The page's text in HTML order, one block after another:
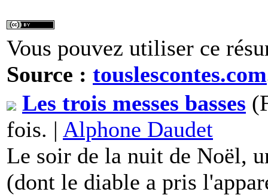
Vous pouvez utiliser ce
Source : touslescontes.com
Les trois messes basses
fois. | Alphone Daudet
Le soir de la nuit de Noël,
(dont le diable a pris